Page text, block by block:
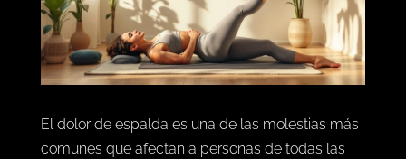
El dolor de espalda es una de las molestias más
comunes que afectan a personas de todas las